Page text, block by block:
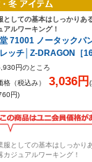
としての基本はしっかりあ
アルワーキング！
71001 ノータックパ
ッチ│Z-DRAGON［
円のところ
格（税込み）
3,036円
円)
服としての基本はしっかり
カジュアルワーキング！